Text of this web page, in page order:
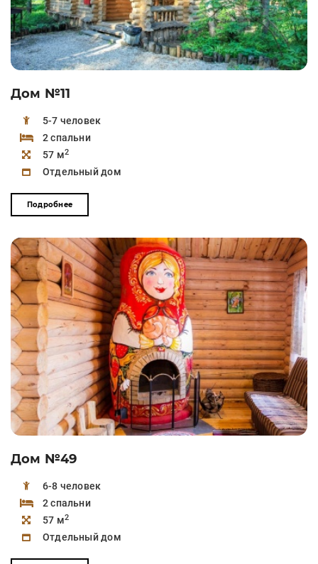
Дом №11
5-7 человек
2 спальни
57 м2
Отдельный дом
Подробнее
Дом №49
6-8 человек
2 спальни
57 м2
Отдельный дом